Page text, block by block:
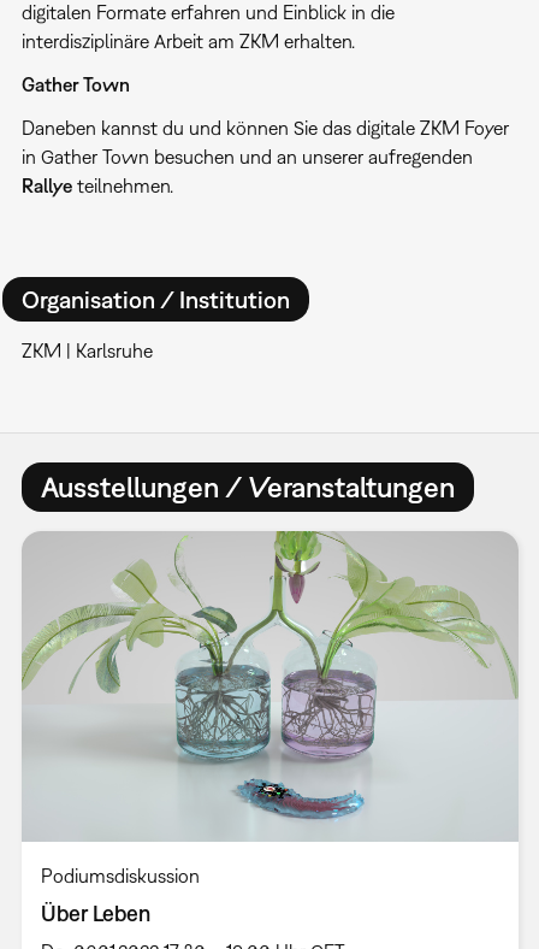
digitalen Formate erfahren und Einblick in die
interdisziplinäre Arbeit am ZKM erhalten.
Gather Town
Daneben kannst du und können Sie das digitale ZKM Foyer
in Gather Town besuchen und an unserer aufregenden
Rallyeteilnehmen.
Organisation / Institution
ZKM | Karlsruhe
Ausstellungen / Veranstaltungen
Podiumsdiskussion
Über Leben